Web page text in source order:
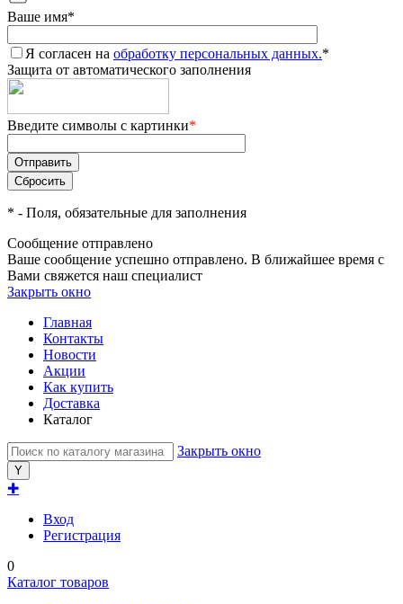
Ваше имя*
Я согласен на обработку персональных данных.*
Защита от автоматического заполнения
Введите символы с картинки*
* - Поля, обязательные для заполнения
Сообщение отправлено
Ваше сообщение успешно отправлено. В ближайшее время с
Вами свяжется наш специалист
Закрыть окно
Главная
Контакты
Новости
Акции
Как купить
Доставка
Каталог
Закрыть окно
✚
Вход
Регистрация
0
Каталог товаров